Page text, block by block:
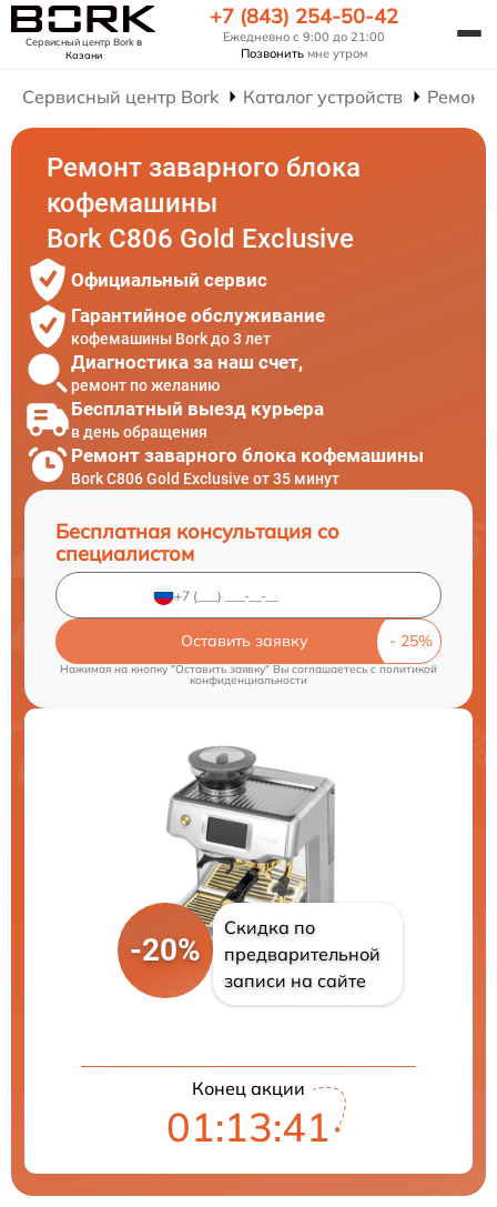
Сервисный центр Borkв
Казани
+7 (843) 254-50-42
Ежедневно с 9:00 до 21:00
Позвонить мне утром
Сервисный центр Bork Каталог устройств
Ремонт заварного блока
кофемашины
Bork C806 Gold Exclusive
Официальный сервис
Гарантийное обслуживание
кофемашины Bork до 3 лет
Диагностика за наш счет,
ремонт по желанию
Бесплатный выезд курьера
в день обращения
Ремонт заварного блока кофемашины
Bork C806 Gold Exclusive от 35 минут
Бесплатная консультация со
специалистом
Оставить заявку
Нажимая на кнопку "Оставить заявку" Вы соглашаетесь cполитикой
конфиденциальности
-20%
Скидка по
предварительной
записи на сайте
Конец акции
01:13:40